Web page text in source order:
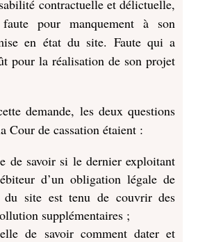
contractuelle et délictuelle,
pour manquement à son
en état du site. Faute qui a
pour la réalisation de son projet
demande, les deux questions
Cour de cassation étaient :
de savoir si le dernier exploitant
d’un obligation légale de
du site est tenu de couvrir des
supplémentaires ;
de savoir comment dater et